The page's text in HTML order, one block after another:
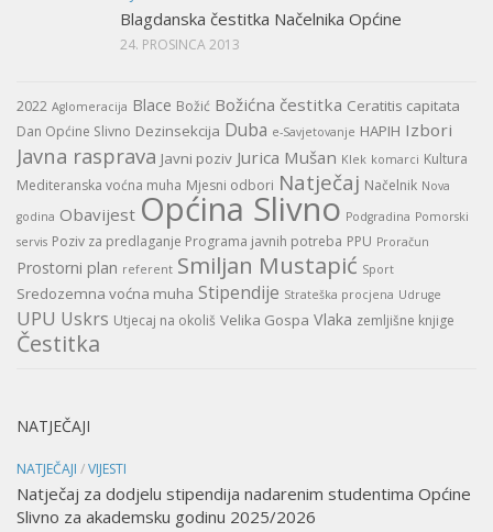
Blagdanska čestitka Načelnika Općine
24. PROSINCA 2013
2022 Aglomeracija Blace Božić Božićna čestitka Ceratitis capitata
Dan Općine Slivno Dezinsekcija Duba e-Savjetovanje HAPIH Izbori
Javna rasprava Javni poziv Jurica Mušan Klek komarci Kultura
Mediteranska voćna muha Mjesni odbori Natječaj Načelnik Nova
godina Obavijest Općina Slivno Podgradina Pomorski
servis Poziv za predlaganje Programa javnih potreba PPU Proračun
Prostorni plan referent Smiljan Mustapić Sport
Sredozemna voćna muha Stipendije Strateška procjena Udruge
UPU Uskrs Utjecaj na okoliš Velika Gospa Vlaka zemljišne knjige
Čestitka
NATJEČAJI
NATJEČAJI /VIJESTI
Natječaj za dodjelu stipendija nadarenim studentima Općine
Slivno za akademsku godinu 2025/2026